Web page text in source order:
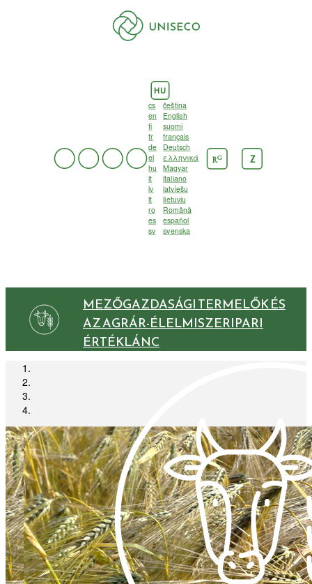
HU
cs
čeština
en
English
fi
suomi
fr
français
de
Deutsch
el
ελληνικά
hu
Magyar
it
italiano
lv
latviešu
lt
lietuvių
ro
Română
es
español
sv
svenska
RG Z
MEZŐGAZDASÁGI TERMELŐK ÉS
AZ AGRÁR-ÉLELMISZERIPARI
ÉRTÉKLÁNC